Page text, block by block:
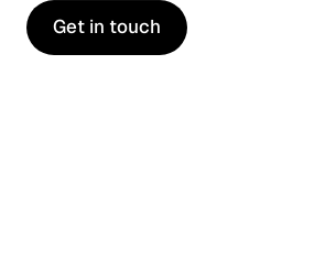
Get in touch
Get in touch